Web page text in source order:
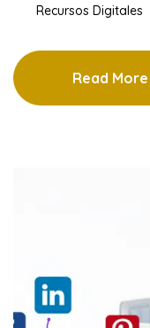
Recursos Digitales
Read More